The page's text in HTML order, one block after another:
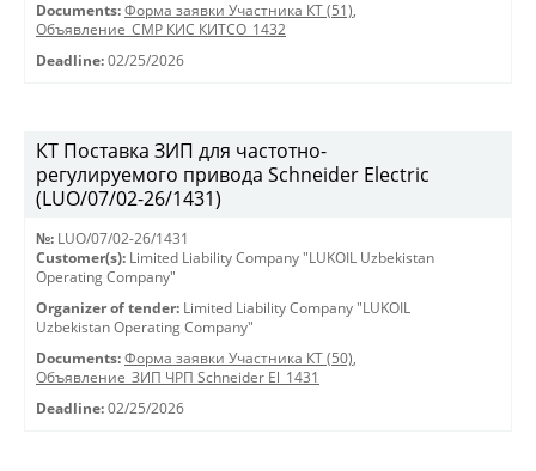
Documents: Форма заявки Участника КТ (51),
Объявление_СМР КИС КИТСО_1432
Deadline: 02/25/2026
КТ Поставка ЗИП для частотно-
регулируемого привода Schneider Electric
(LUO/07/02-26/1431)
№: LUO/07/02-26/1431
Customer(s): Limited Liability Company "LUKOIL Uzbekistan
Operating Company"
Organizer of tender: Limited Liability Company "LUKOIL
Uzbekistan Operating Company"
Documents: Форма заявки Участника КТ (50),
Объявление_ЗИП ЧРП Schneider El_1431
Deadline: 02/25/2026